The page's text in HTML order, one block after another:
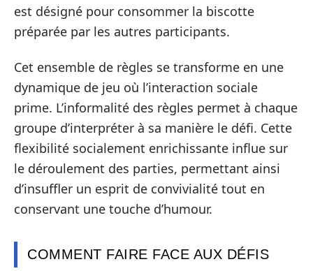
est désigné pour consommer la biscotte
préparée par les autres participants.
Cet ensemble de règles se transforme en une
dynamique de jeu où l’interaction sociale
prime. L’informalité des règles permet à chaque
groupe d’interpréter à sa manière le défi. Cette
flexibilité socialement enrichissante influe sur
le déroulement des parties, permettant ainsi
d’insuffler un esprit de convivialité tout en
conservant une touche d’humour.
COMMENT FAIRE FACE AUX DÉFIS